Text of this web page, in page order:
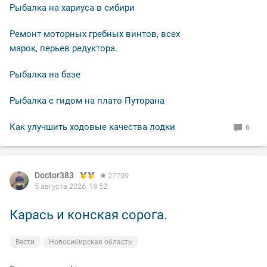
по времени минут пятнадцать, затем будто там язя и
не было.
В общем свободное "окно" закрыл рыбалкой, чему и
По уровню воды всё путём, особых спадов и скачков
Рыбакам, НХНЧ и рыбацких дней!
Рыбалка на хариуса в сибири
Ремонт моторных гребных винтов, всех
марок, перьев редуктора.
Рыбалка на базе
Рыбалка с гидом на плато Путорана
Как улучшить ходовые качества лодки 6
Doctor383
27709
5 августа 2026, 19:52
Карась и конская сорога.
Вести Новосибирская область